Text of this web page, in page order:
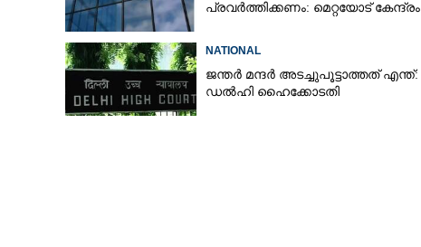
പ്രവർത്തിക്കണം: മെറ്റയോട് കേന്ദ്രം
NATIONAL
ജന്ത‌‌ർ മന്ദർ അടച്ചുപൂട്ടാത്തത് എന്ത്:
ഡൽഹി ഹൈക്കോടതി